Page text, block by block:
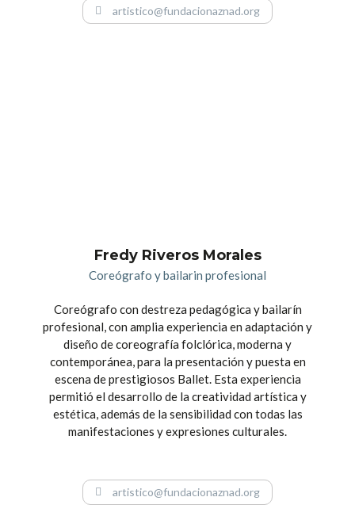
artistico@fundacionaznad.org
Fredy Riveros Morales
Coreógrafo y bailarin profesional
Coreógrafo con destreza pedagógica y bailarín
profesional, con amplia experiencia en adaptación y
diseño de coreografía folclórica, moderna y
contemporánea, para la presentación y puesta en
escena de prestigiosos Ballet. Esta experiencia
permitió el desarrollo de la creatividad artística y
estética, además de la sensibilidad con todas las
manifestaciones y expresiones culturales.​
artistico@fundacionaznad.org